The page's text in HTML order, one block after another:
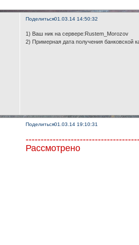
Поделиться01.03.14 14:50:32
1) Ваш ник на сервере:Rustem_Morozov
2) Примерная дата получения банковской
Поделиться01.03.14 19:10:31
Рассмотрено